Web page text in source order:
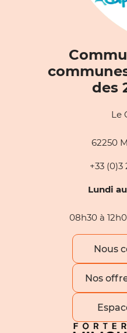
des
Le
62250
+33 (0)3
Lundi
08h30 à
Nous
Nos